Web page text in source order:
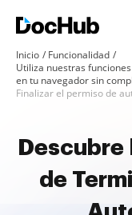
Inicio
Funcionalidad
Utiliza nuestras
en tu navegador sin
Finalizar el permiso de
Descubre
de